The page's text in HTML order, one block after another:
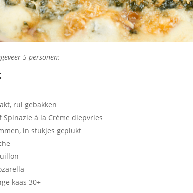
5 personen:
:
rul gebakken
Spinazie à la Crème diepvries
in stukjes geplukt
kaas 30+